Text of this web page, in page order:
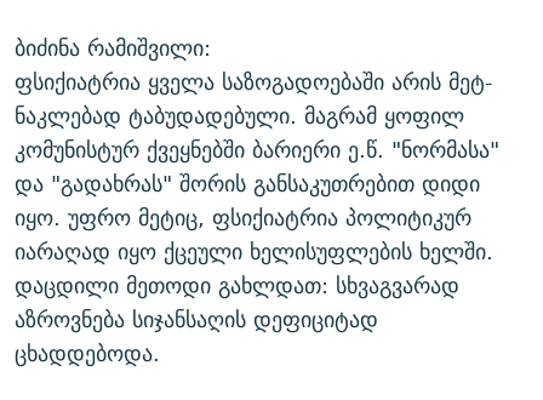
ბიძინა რამიშვილი:
ფსიქიატრია ყველა საზოგადოებაში არის მეტ-
ნაკლებად ტაბუდადებული. მაგრამ ყოფილ
კომუნისტურ ქვეყნებში ბარიერი ე.წ. "ნორმასა"
და "გადახრას" შორის განსაკუთრებით დიდი
იყო. უფრო მეტიც, ფსიქიატრია პოლიტიკურ
იარაღად იყო ქცეული ხელისუფლების ხელში.
დაცდილი მეთოდი გახლდათ: სხვაგვარად
აზროვნება სიჯანსაღის დეფიციტად
ცხადდებოდა.